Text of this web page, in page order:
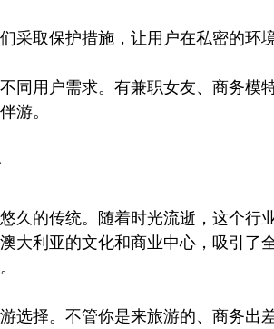
采取保护措施，让用户在私密的环
同用户需求。有兼职女友、商务模
久的传统。随着时光流逝，这个行
大利亚的文化和商业中心，吸引了
选择。不管你是来旅游的、商务出